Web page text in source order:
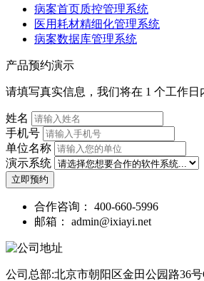
病案首页质控管理系统
医用耗材精细化管理系统
病案数据库管理系统
产品预约演示
请填写真实信息，我们将在 1 个工作日
姓名
手机号
单位名称
演示系统
立即预约
合作咨询： 400-660-5996
邮箱： admin@ixiayi.net
公司总部:北京市朝阳区金田公园路36